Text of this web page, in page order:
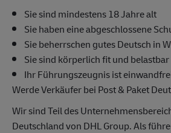
Sie sind mindestens 18 Jahre alt
Sie haben eine abgeschlossene
Sie beherrschen gutes Deutsch in
Sie sind körperlich fit und belastbar
Ihr Führungszeugnis ist
Werde Verkäufer bei Post & Paket
Wir sind Teil des
Deutschland von DHL Group. Als